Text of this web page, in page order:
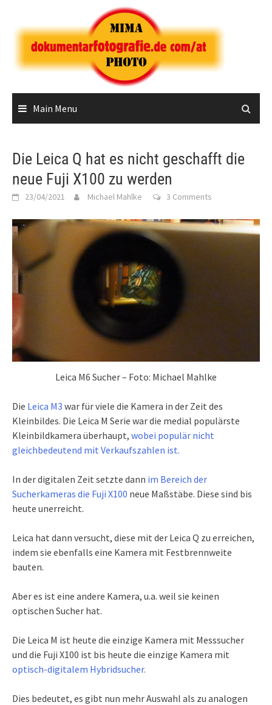
content
Main Menu
Die Leica Q hat es nicht geschafft die
neue Fuji X100 zu werden
23/04/2021 Michael Mahlke 3 Comments
Leica M6 Sucher – Foto: Michael Mahlke
Die Leica M3 war für viele die Kamera in der Zeit des
Kleinbildes. Die Leica M Serie war die medial populärste
Kleinbildkamera überhaupt, wobei populär nicht
gleichbedeutend mit Verkaufszahlen ist.
In der digitalen Zeit setzte dann im Bereich der
Sucherkameras die Fuji X100 neue Maßstäbe. Diese sind bis
heute unerreicht.
Leica hat dann versucht, diese mit der Leica Q zu erreichen,
indem sie ebenfalls eine Kamera mit Festbrennweite
bauten.
Aber es ist eine andere Kamera, u.a. weil sie keinen
optischen Sucher hat.
Die Leica M ist heute die einzige Kamera mit Messsucher
und die Fuji X100 ist bis heute die einzige Kamera mit
optisch-digitalem Hybridsucher.
Dies bedeutet, es gibt nun mehr Auswahl als zu analogen